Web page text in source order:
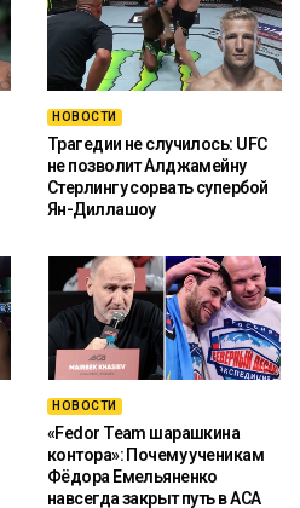
НОВОСТИ
Трагедии не случилось: UFC
не позволит Алджамейну
Стерлингу сорвать супербой
Ян-Диллашоу
НОВОСТИ
«Fedor Team шарашкина
контора»: Почему ученикам
Фёдора Емельяненко
навсегда закрыт путь в ACA